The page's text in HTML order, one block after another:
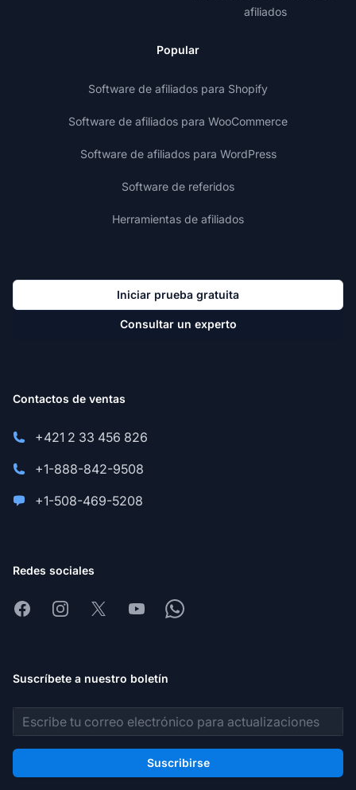
afiliados
Popular
Software de afiliados para Shopify
Software de afiliados para WooCommerce
Software de afiliados para WordPress
Software de referidos
Herramientas de afiliados
Iniciar prueba gratuita
Consultar un experto
Contactos de ventas
+421 2 33 456 826
+1-888-842-9508
+1-508-469-5208
Redes sociales
FacebookInstagram
X YoutubeWhatsapp
Suscríbete a nuestro boletín
Dirección de correo electrónico
Suscribirse